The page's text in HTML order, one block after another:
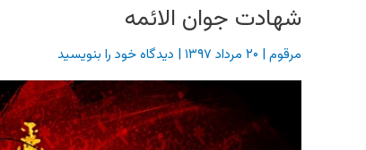
شهادت جوان الائمه
مرقوم| ۲۰ مرداد ۱۳۹۷ | دیدگاه‌ خود را بنویسید